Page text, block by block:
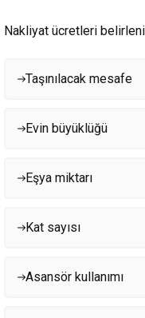
Nakliyat ücretleri
Taşınılacak mesafe
Evin büyüklüğü
Eşya miktarı
Kat sayısı
Asansör kullanımı